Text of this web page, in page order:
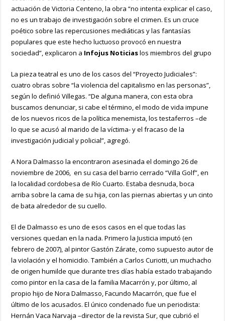
actuación de Victoria Centeno, la obra “no intenta explicar el caso,
no es un trabajo de investigación sobre el crimen. Es un cruce
poético sobre las repercusiones mediáticas y las fantasías
populares que este hecho luctuoso provocó en nuestra
sociedad”, explicaron a Infojus Noticiaslos miembros del grupo
La pieza teatral es uno de los casos del “Proyecto Judiciales”:
cuatro obras sobre “la violencia del capitalismo en las personas”,
según lo definió Villegas. “De alguna manera, con esta obra
buscamos denunciar, si cabe el término, el modo de vida impune
de los nuevos ricos de la política menemista, los testaferros –de
lo que se acusó al marido de la víctima- y el fracaso de la
investigación judicial y policial”, agregó.
A Nora Dalmasso la encontraron asesinada el domingo 26 de
noviembre de 2006, en su casa del barrio cerrado “Villa Golf”, en
la localidad cordobesa de Río Cuarto. Estaba desnuda, boca
arriba sobre la cama de su hija, con las piernas abiertas y un cinto
de bata alrededor de su cuello.
El de Dalmasso es uno de esos casos en el que todas las
versiones quedan en la nada. Primero la Justicia imputó (en
febrero de 2007), al pintor Gastón Zárate, como supuesto autor de
la violación y el homicidio. También a Carlos Curiotti, un muchacho
de origen humilde que durante tres días había estado trabajando
como pintor en la casa de la familia Macarrón y, por último, al
propio hijo de Nora Dalmasso, Facundo Macarrón, que fue el
último de los acusados. El único condenado fue un periodista:
Hernán Vaca Narvaja –director de la revista Sur, que cubrió el